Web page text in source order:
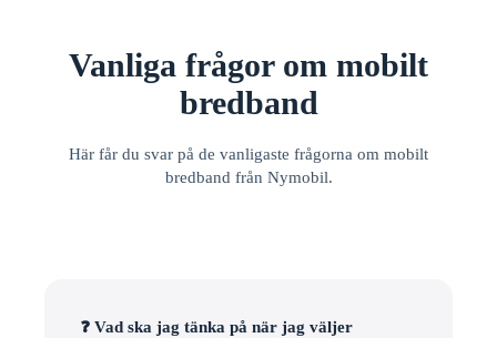
Vanliga frågor om mobilt
bredband
Här får du svar på de vanligaste frågorna om mobilt
bredband från Nymobil.
❓ Vad ska jag tänka på när jag väljer